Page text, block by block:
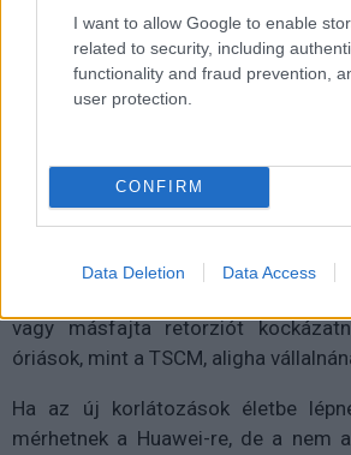
I want to allow Google to enable
related to security, including
functionality and fraud prevention,
user protection.
CONFIRM
Data Deletion Data Access
Természetesen a külföldi cégek
vagy másfajta retorziót
óriások, mint a TSCM, aligha
Ha az új korlátozások életbe
mérhetnek a Huawei-re, de a nem